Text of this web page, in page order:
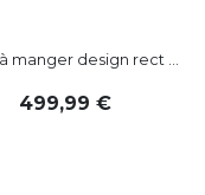
manger design rect ...
499,99